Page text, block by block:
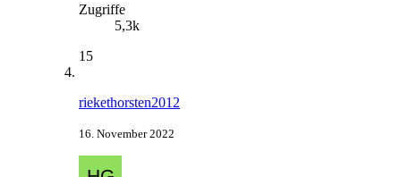
Zugriffe
5,3k
15
riekethorsten2012
16. November 2022